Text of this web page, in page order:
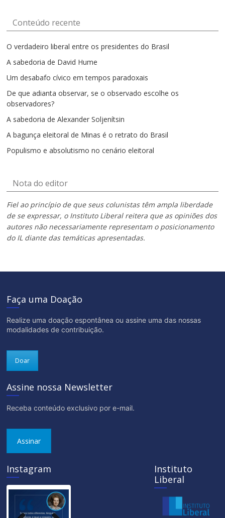
Conteúdo recente
O verdadeiro liberal entre os presidentes do Brasil
A sabedoria de David Hume
Um desabafo cívico em tempos paradoxais
De que adianta observar, se o observado escolhe os
observadores?
A sabedoria de Alexander Soljenítsin
A bagunça eleitoral de Minas é o retrato do Brasil
Populismo e absolutismo no cenário eleitoral
Nota do editor
Fiel ao princípio de que seus colunistas têm ampla liberdade
de se expressar, o Instituto Liberal reitera que as opiniões dos
autores não necessariamente representam o posicionamento
do IL diante das temáticas apresentadas.
Faça uma Doação
Realize uma doação espontânea ou assine uma das nossas
modalidades de contribuição.
Doar
Assine nossa Newsletter
Receba conteúdo exclusivo por e-mail.
Assinar
Instagram
Instituto
Liberal